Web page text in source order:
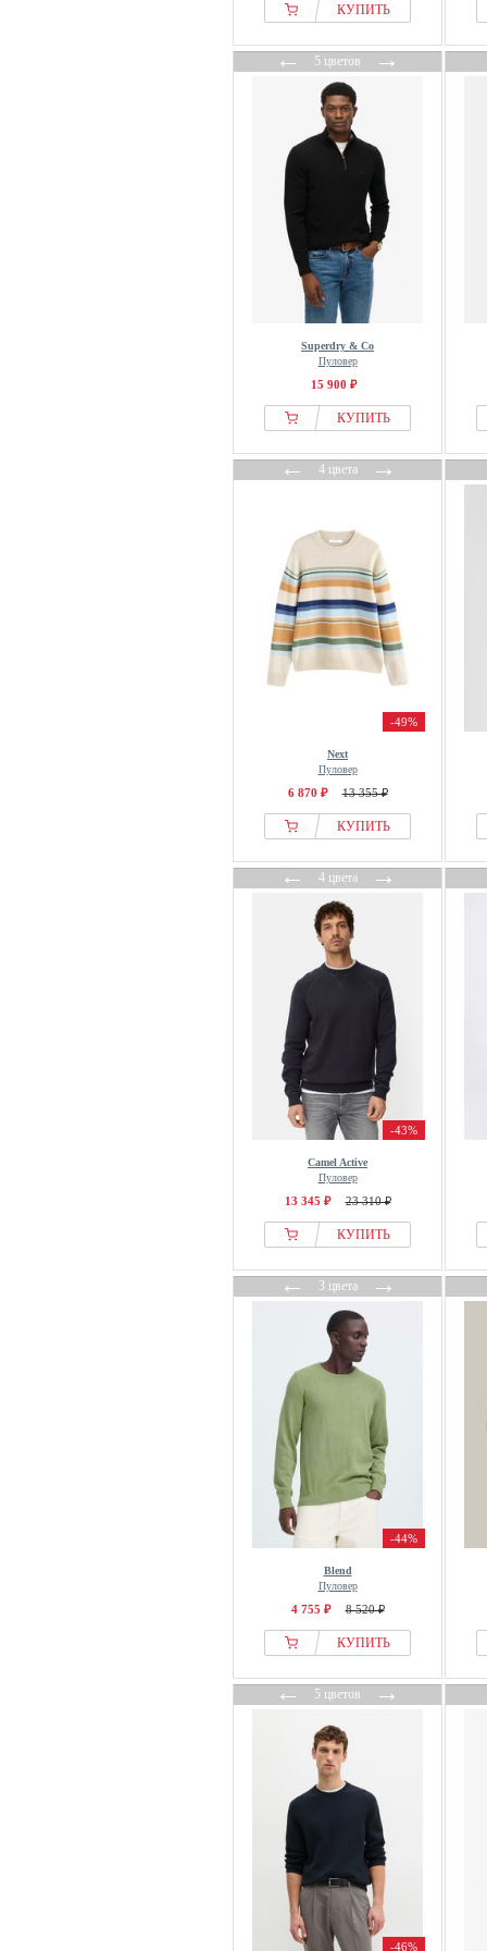
КУПИТЬ
←5 цветов→
Superdry & Co
Пуловер
15 900 ₽
КУПИТЬ
←4 цвета→
-49%
Next
Пуловер
6 870 ₽ 13 355 ₽
КУПИТЬ
←4 цвета→
-43%
Camel Active
Пуловер
13 345 ₽ 23 310 ₽
КУПИТЬ
←3 цвета→
-44%
Blend
Пуловер
4 755 ₽ 8 520 ₽
КУПИТЬ
←5 цветов→
-46%